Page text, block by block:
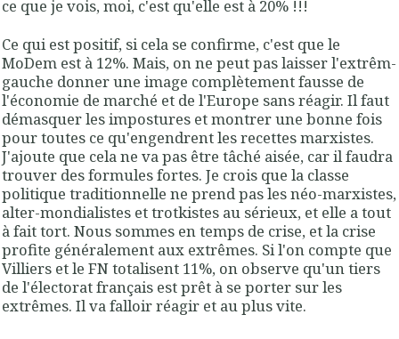
ce que je vois, moi, c'est qu'elle est à 20% !!!
Ce qui est positif, si cela se confirme, c'est que le
MoDem est à 12%. Mais, on ne peut pas laisser l'extrêm-
gauche donner une image complètement fausse de
l'économie de marché et de l'Europe sans réagir. Il faut
démasquer les impostures et montrer une bonne fois
pour toutes ce qu'engendrent les recettes marxistes.
J'ajoute que cela ne va pas être tâché aisée, car il faudra
trouver des formules fortes. Je crois que la classe
politique traditionnelle ne prend pas les néo-marxistes,
alter-mondialistes et trotkistes au sérieux, et elle a tout
à fait tort. Nous sommes en temps de crise, et la crise
profite généralement aux extrêmes. Si l'on compte que
Villiers et le FN totalisent 11%, on observe qu'un tiers
de l'électorat français est prêt à se porter sur les
extrêmes. Il va falloir réagir et au plus vite.